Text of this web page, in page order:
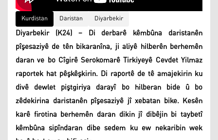
Kurdistan Daristan Diyarbekir
Diyarbekir (K24) – Di derbarê kêmbûna daristanên
pîşesaziyê de tên bikaranîna, ji aliyê hilberên berhemên
daran ve bo Cîgirê Serokomarê Tirkiyeyê Cevdet Yilmaz
raportek hat pêşkêşkirin. Di raportê de tê amajekirin ku
divê dewlet piştgiriya darayî bo hilberan bide û bo
zêdekirina daristanên pîşesaziyê jî xebatan bike. Kesên
karê firotina berhemên daran dikin jî dibêjin bi taybetî
kêmbûna sipîndaran dibe sedem ku ew nekaribin wek